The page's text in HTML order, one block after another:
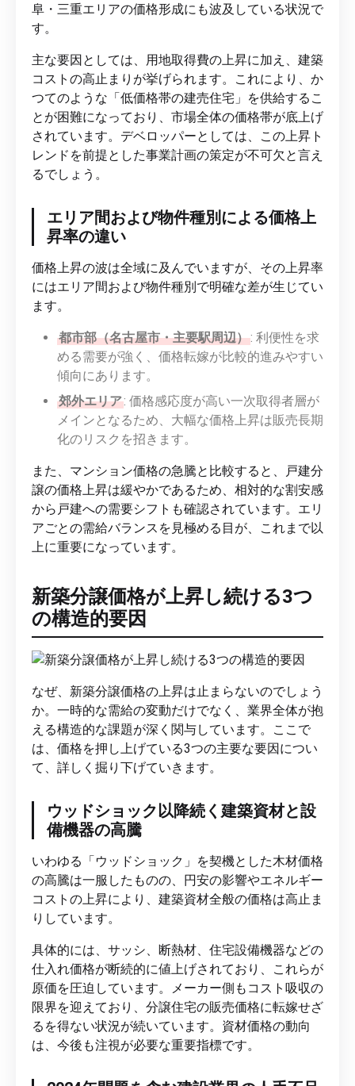
阜・三重エリアの価格形成にも波及している状況で
す。
主な要因としては、用地取得費の上昇に加え、建築
コストの高止まりが挙げられます。これにより、か
つてのような「低価格帯の建売住宅」を供給するこ
とが困難になっており、市場全体の価格帯が底上げ
されています。デベロッパーとしては、この上昇ト
レンドを前提とした事業計画の策定が不可欠と言え
るでしょう。
エリア間および物件種別による価格上
昇率の違い
価格上昇の波は全域に及んでいますが、その上昇率
にはエリア間および物件種別で明確な差が生じてい
ます。
都市部（名古屋市・主要駅周辺）: 利便性を求
める需要が強く、価格転嫁が比較的進みやすい
傾向にあります。
郊外エリア: 価格感応度が高い一次取得者層が
メインとなるため、大幅な価格上昇は販売長期
化のリスクを招きます。
また、マンション価格の急騰と比較すると、戸建分
譲の価格上昇は緩やかであるため、相対的な割安感
から戸建への需要シフトも確認されています。エリ
アごとの需給バランスを見極める目が、これまで以
上に重要になっています。
新築分譲価格が上昇し続ける3つ
の構造的要因
なぜ、新築分譲価格の上昇は止まらないのでしょう
か。一時的な需給の変動だけでなく、業界全体が抱
える構造的な課題が深く関与しています。ここで
は、価格を押し上げている3つの主要な要因につい
て、詳しく掘り下げていきます。
ウッドショック以降続く建築資材と設
備機器の高騰
いわゆる「ウッドショック」を契機とした木材価格
の高騰は一服したものの、円安の影響やエネルギー
コストの上昇により、建築資材全般の価格は高止ま
りしています。
具体的には、サッシ、断熱材、住宅設備機器などの
仕入れ価格が断続的に値上げされており、これらが
原価を圧迫しています。メーカー側もコスト吸収の
限界を迎えており、分譲住宅の販売価格に転嫁せざ
るを得ない状況が続いています。資材価格の動向
は、今後も注視が必要な重要指標です。